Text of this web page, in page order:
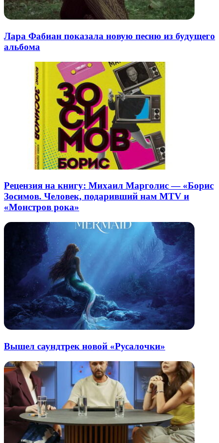
Лара Фабиан показала новую песню из будущего
альбома
Рецензия на книгу: Михаил Марголис — «Борис
Зосимов. Человек, подаривший нам MTV и
«Монстров рока»
Вышел саундтрек новой «Русалочки»